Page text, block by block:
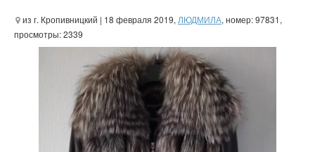
из г. Кропивницкий | 18 февраля 2019, ЛЮДМИЛА, номер: 97831,
просмотры: 2339